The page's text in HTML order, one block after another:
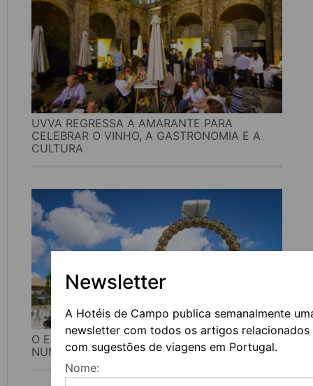
Newsletter
A Hotéis de Campo publica semanalmente
newsletter com todos os artigos relacionados
com sugestões de viagens em Portugal.
Nome:
UVVA REGRESSA A AMARANTE PARA
CELEBRAR O VINHO, A GASTRONOMIA E A
CULTURA
O ESTÁDIO DA TAPADINHA TRANSFORMA-SE
NUMA GALERIA DE ARTE AO AR LIVRE